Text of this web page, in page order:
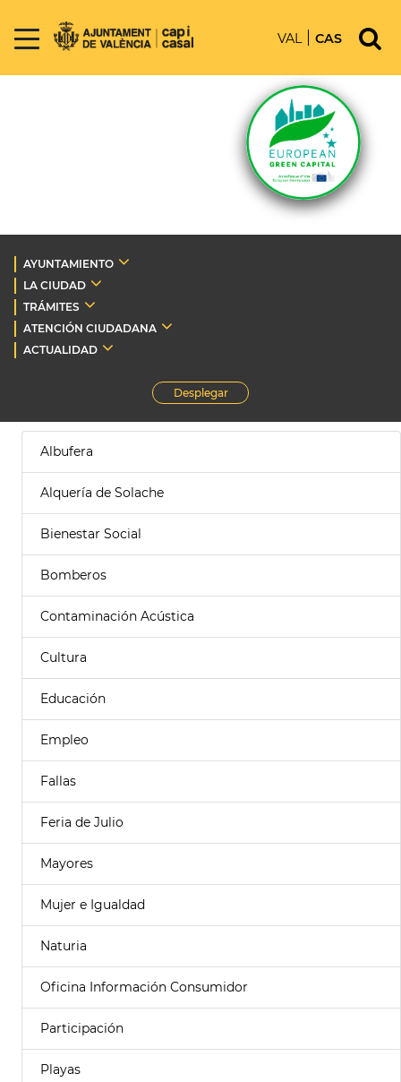
VAL CAS
AYUNTAMIENTO
LA CIUDAD
TRÁMITES
ATENCIÓN CIUDADANA
ACTUALIDAD
Desplegar
Albufera
Alquería de Solache
Bienestar Social
Bomberos
Contaminación Acústica
Cultura
Educación
Empleo
Fallas
Feria de Julio
Mayores
Mujer e Igualdad
Naturia
Oficina Información Consumidor
Participación
Playas